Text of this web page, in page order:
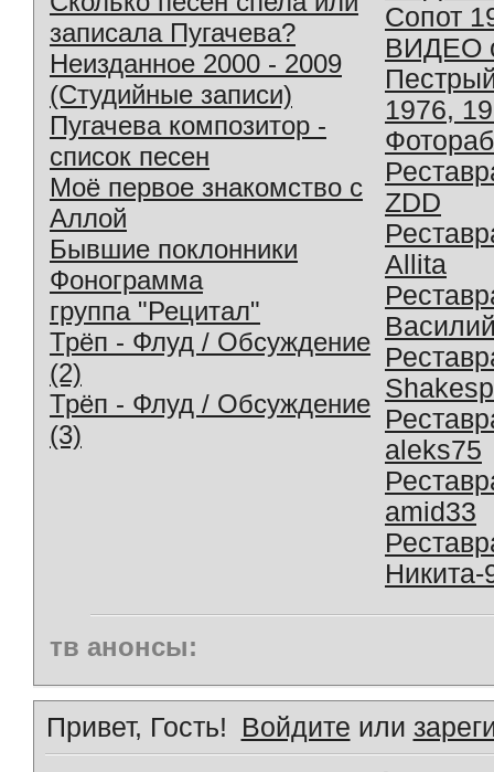
записала Пугачева?
Неизданное 2000 - 2009
(Студийные записи)
Пугачева композитор -
список песен
Моё первое знакомство с
Аллой
Бывшие поклонники
Фонограмма
группа "Рецитал"
Трёп - Флуд / Обсуждение
(2)
Трёп - Флуд / Обсуждение
(3)
Сопот
ВИДЕО
1976,
ZDD
Allita
aleks75
amid33
Никита-
тв анонсы:
Привет, Гость! Войдите или